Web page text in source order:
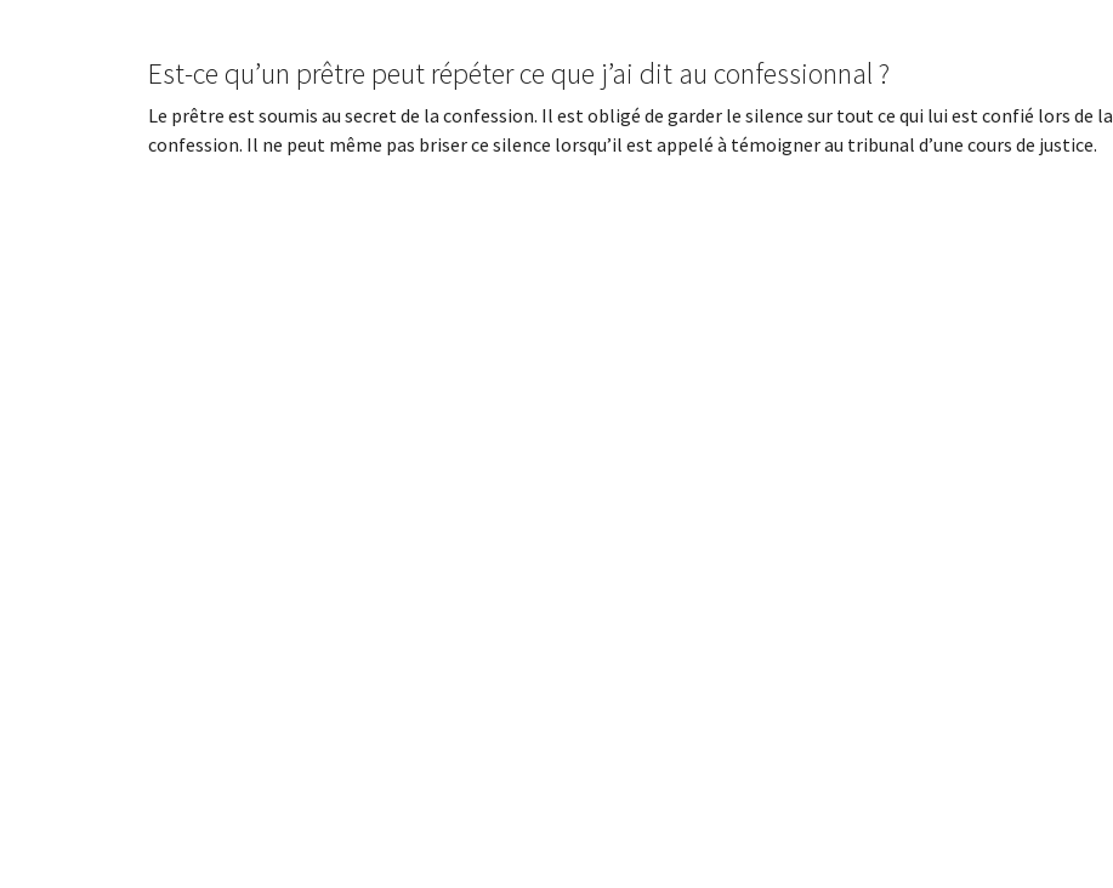
Est-ce qu’un prêtre peut répéter ce que j’ai dit au confessionnal ?
Le prêtre est soumis au secret de la confession. Il est obligé de garder le silence sur tout ce qui lui est confié lors de la
confession. Il ne peut même pas briser ce silence lorsqu’il est appelé à témoigner au tribunal d’une cours de justice.